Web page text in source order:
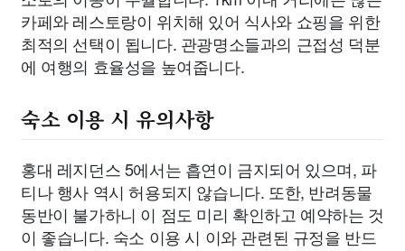
카페와 레스토랑이 위치해 있어 식사와 쇼핑을 위한
최적의 선택이 됩니다. 관광명소들과의 근접성 덕분
에 여행의 효율성을 높여줍니다.
숙소 이용 시 유의사항
홍대 레지던스 5에서는 흡연이 금지되어 있으며, 파
티나 행사 역시 허용되지 않습니다. 또한, 반려동물
동반이 불가하니 이 점도 미리 확인하고 예약하는 것
이 좋습니다. 숙소 이용 시 이와 관련된 규정을 반드